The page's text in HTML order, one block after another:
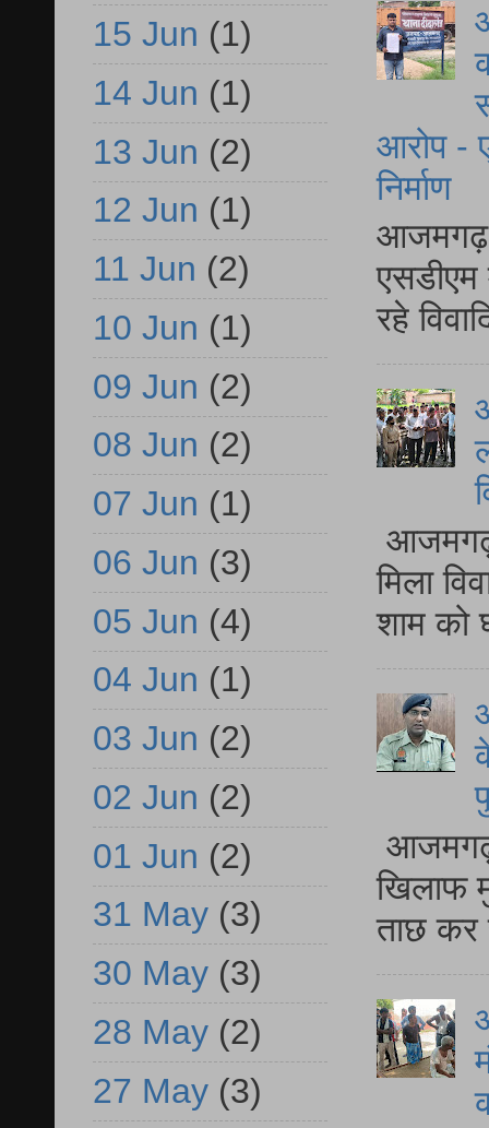
आरोप -
निर्माण
आजमगढ़
एसडीएम
रहे
आजमगढ़
मिला
शाम को
आजमगढ़
खिलाफ
ताछ कर
15 Jun (1)
14 Jun (1)
13 Jun (2)
12 Jun (1)
11 Jun (2)
10 Jun (1)
09 Jun (2)
08 Jun (2)
07 Jun (1)
06 Jun (3)
05 Jun (4)
04 Jun (1)
03 Jun (2)
02 Jun (2)
01 Jun (2)
31 May (3)
30 May (3)
28 May (2)
27 May (3)